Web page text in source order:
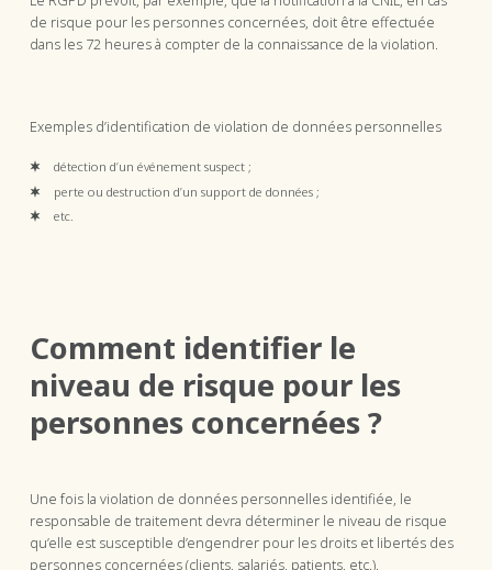
de risque pour les personnes concernées, doit être effectuée
dans les 72 heures à compter de la connaissance de la violation.
Exemples d’identification de violation de données personnelles
détection d’un événement suspect ;
perte ou destruction d’un support de données ;
etc.
Comment identifier le
niveau de risque pour les
personnes concernées ?
Une fois la violation de données personnelles identifiée, le
responsable de traitement devra déterminer le niveau de risque
qu’elle est susceptible d’engendrer pour les droits et libertés des
personnes concernées (clients, salariés, patients, etc.).